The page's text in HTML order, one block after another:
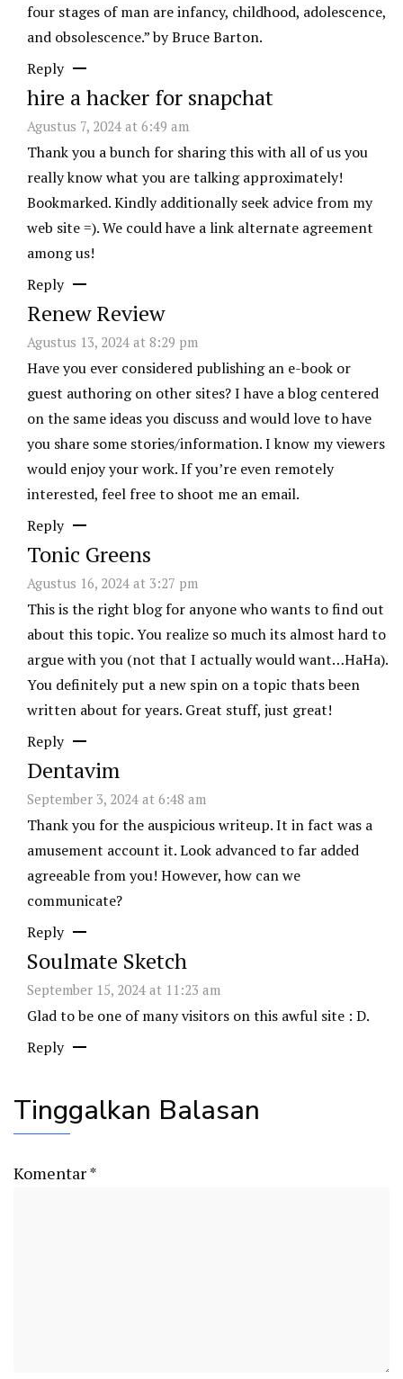
four stages of man are infancy, childhood, adolescence,
and obsolescence.” by Bruce Barton.
Reply
hire a hacker for snapchat
Agustus 7, 2024 at 6:49 am
Thank you a bunch for sharing this with all of us you
really know what you are talking approximately!
Bookmarked. Kindly additionally seek advice from my
web site =). We could have a link alternate agreement
among us!
Reply
Renew Review
Agustus 13, 2024 at 8:29 pm
Have you ever considered publishing an e-book or
guest authoring on other sites? I have a blog centered
on the same ideas you discuss and would love to have
you share some stories/information. I know my viewers
would enjoy your work. If you’re even remotely
interested, feel free to shoot me an email.
Reply
Tonic Greens
Agustus 16, 2024 at 3:27 pm
This is the right blog for anyone who wants to find out
about this topic. You realize so much its almost hard to
argue with you (not that I actually would want…HaHa).
You definitely put a new spin on a topic thats been
written about for years. Great stuff, just great!
Reply
Dentavim
September 3, 2024 at 6:48 am
Thank you for the auspicious writeup. It in fact was a
amusement account it. Look advanced to far added
agreeable from you! However, how can we
communicate?
Reply
Soulmate Sketch
September 15, 2024 at 11:23 am
Glad to be one of many visitors on this awful site : D.
Reply
Tinggalkan Balasan
Komentar*